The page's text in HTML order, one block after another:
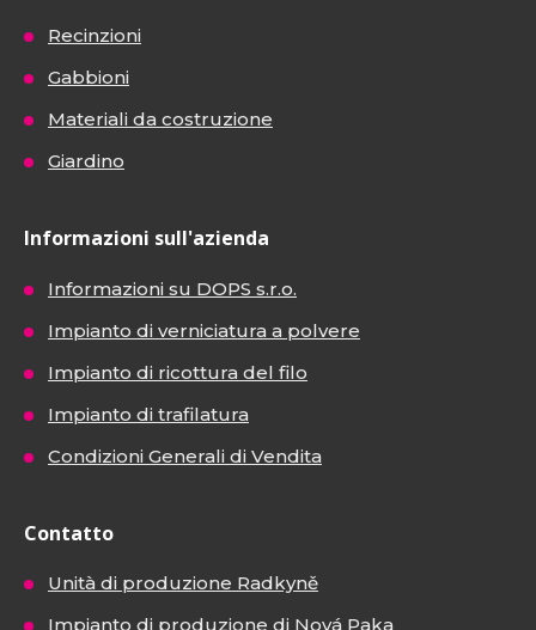
Recinzioni
Gabbioni
Materiali da costruzione
Giardino
Informazioni sull'azienda
Informazioni su DOPS s.r.o.
Impianto di verniciatura a polvere
Impianto di ricottura del filo
Impianto di trafilatura
Condizioni Generali di Vendita
Contatto
Unità di produzione Radkyně
Impianto di produzione di Nová Paka